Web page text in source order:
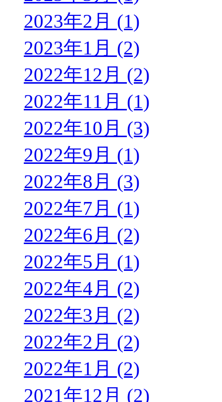
2023年2月 (1)
2023年1月 (2)
2022年12月 (2)
2022年11月 (1)
2022年10月 (3)
2022年9月 (1)
2022年8月 (3)
2022年7月 (1)
2022年6月 (2)
2022年5月 (1)
2022年4月 (2)
2022年3月 (2)
2022年2月 (2)
2022年1月 (2)
2021年12月 (2)